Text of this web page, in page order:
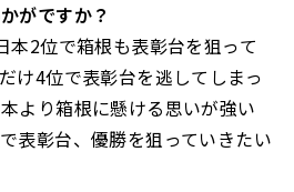
がですか？
本2位で箱根も表彰台を狙って
け4位で表彰台を逃してしまっ
より箱根に懸ける思いが強い
表彰台、優勝を狙っていきたい